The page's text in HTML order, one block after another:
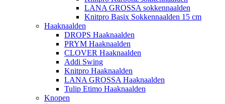
LANA GROSSA sokkennaalden
Knitpro Basix Sokkennaalden 15 cm
Haaknaalden
DROPS Haaknaalden
PRYM Haaknaalden
CLOVER Haaknaalden
Addi Swing
Knitpro Haaknaalden
LANA GROSSA Haaknaalden
Tulip Etimo Haaknaalden
Knopen